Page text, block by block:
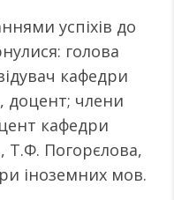
успіхів до
голова
кафедри
доцент; члени
кафедри
Т.Ф. Погорєлова,
іноземних мов.